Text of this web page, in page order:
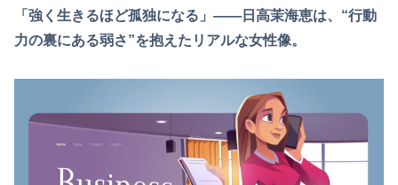
「強く生きるほど孤独になる」――日高茉海恵は、“行動
力の裏にある弱さ”を抱えたリアルな女性像。